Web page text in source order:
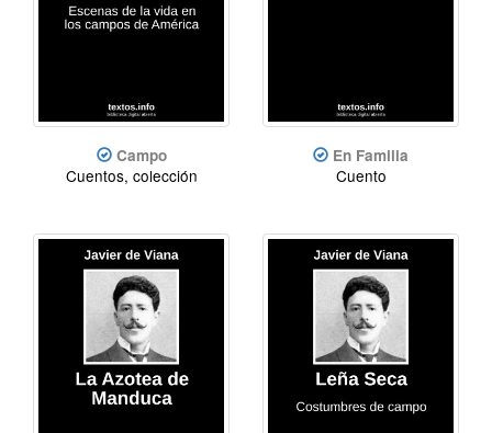
Campo
Cuentos, colección
En Familia
Cuento